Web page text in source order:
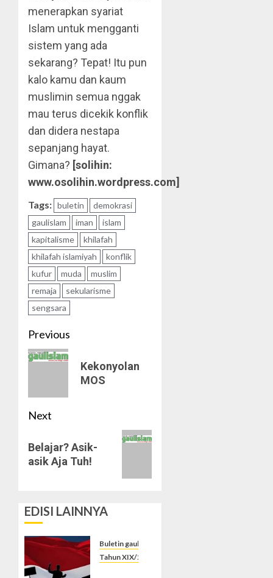
menerapkan syariat
Islam untuk mengganti
sistem yang ada
sekarang? Tepat! Itu pun
kalo kamu dan kaum
muslimin semua nggak
mau terus dicekik konflik
dan didera nestapa
sepanjang hayat.
Gimana? [solihin:
www.osolihin.wordpress.com]
Tags: buletin
demokrasi
gaulislam
iman
islam
kapitalisme
khilafah
khilafah islamiyah
konflik
kufur
muda
muslim
remaja
sekularisme
sengsara
Post
navigation
Previous
Previous
Kekonyolan
MOS
Next
post:
Belajar? Asik-
asik Aja Tuh!
EDISI LAINNYA
Buletin gaulislam
Tahun XIX/2025-2026